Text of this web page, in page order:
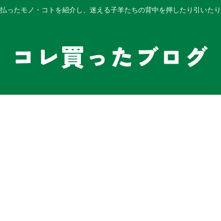
ったモノ・コトを紹介し、迷える子羊たちの背中を押したり引いたり